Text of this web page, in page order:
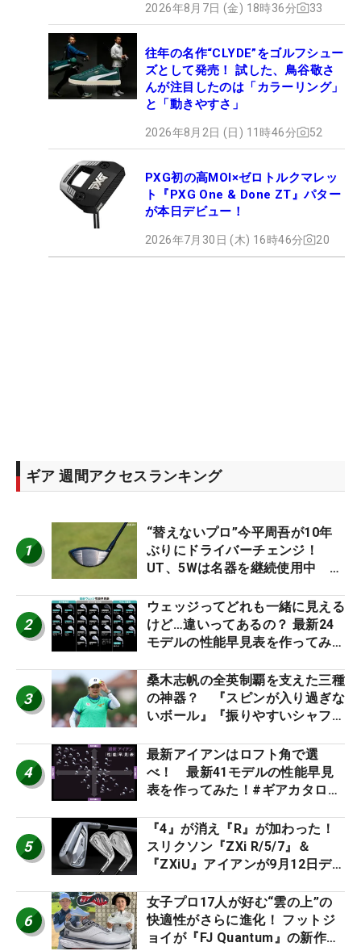
2026年8月7日 (金) 18時36分 33
往年の名作“CLYDE”をゴルフシュー
ズとして発売！ 試した、鳥谷敬さ
んが注目したのは「カラーリング」
と「動きやすさ」
2026年8月2日 (日) 11時46分 52
PXG初の高MOI×ゼロトルクマレッ
ト『PXG One & Done ZT』パター
が本日デビュー！
2026年7月30日 (木) 16時46分 20
ギア 週間アクセスランキング
1
“替えないプロ”今平周吾が10年
ぶりにドライバーチェンジ！
UT、5Wは名器を継続使用中 #
2
ウェッジってどれも一緒に見える
けど…違いってあるの？ 最新24
モデルの性能早見表を作ってみ
3
桑木志帆の全英制覇を支えた三種
の神器？ 『スピンが入り過ぎな
いボール』『振りやすいシャフ
ー』 #女子プロセッティング
4
最新アイアンはロフト角で選
べ！ 最新41モデルの性能早見
表を作ってみた！#ギアカタログ
5
『4』が消え『R』が加わった！
スリクソン『ZXi R/5/7』＆
『ZXiU』アイアンが9月12日デ
6
女子プロ17人が好む“雲の上”の
快適性がさらに進化！ フットジ
ョイが『FJ Quantum』の新作を